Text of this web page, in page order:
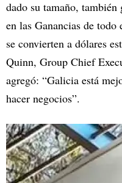
dado su tamaño,
en las Ganancias de
se convierten a dólares
Quinn, Group Chief
agregó: “Galicia está
hacer negocios”.